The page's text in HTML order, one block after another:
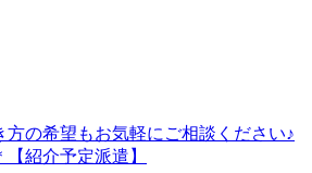
の希望もお気軽にご相談ください♪
【紹介予定派遣】